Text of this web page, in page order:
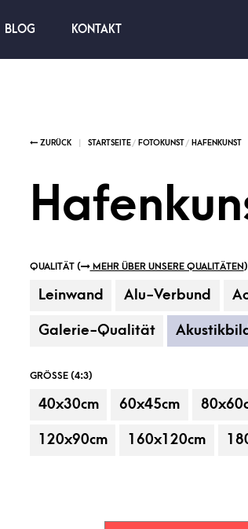
BLOG KONTAKT
QUALITÄT ( MEHR ÜBER UNSERE QUALITÄTEN)
Leinwand Alu-Verbund
Galerie-Qualität
GRÖSSE (4:3)
40x30cm 60x45cm
120x90cm 160x120cm